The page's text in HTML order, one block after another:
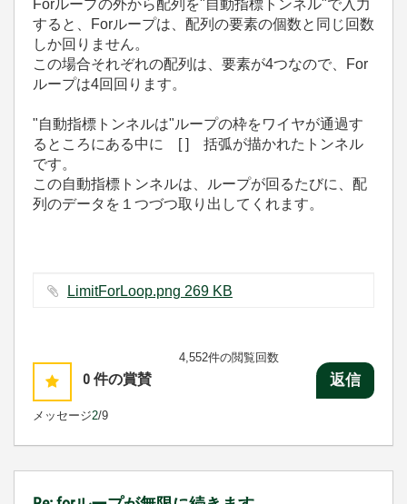
Forループの外から配列を"自動指標トンネル"で入力
すると、Forループは、配列の要素の個数と同じ回数
しか回りません。
この場合それぞれの配列は、要素が4つなので、For
ループは4回回ります。
"自動指標トンネルは"ループの枠をワイヤが通過す
るところにある中に [ ] 括弧が描かれたトンネル
です。
この自動指標トンネルは、ループが回るたびに、配
列のデータを１つづつ取り出してくれます。
LimitForLoop.png ‏269 KB
0 件の賞賛
メッセージ2/9
4,552件の閲覧回数
返信